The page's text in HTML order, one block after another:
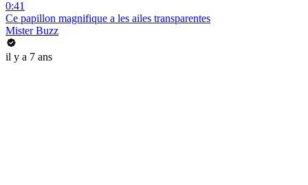
0:41
Ce papillon magnifique a les ailes transparentes
Mister Buzz
il y a 7 ans